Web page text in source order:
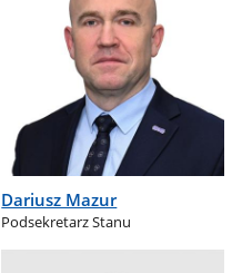
Dariusz Mazur
Podsekretarz Stanu